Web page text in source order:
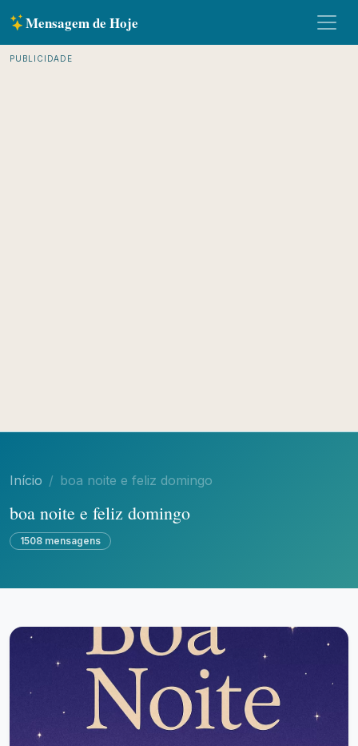
Mensagem de Hoje
PUBLICIDADE
Início boa noite e feliz domingo
boa noite e feliz domingo
1508 mensagens